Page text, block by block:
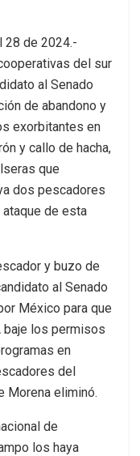
28 de 2024.-
del sur
al Senado
de abandono y
exorbitantes en
y callo de hacha,
que
dos pescadores
ataque de esta
y buzo de
al Senado
México para que
baje los permisos
en
del
Morena eliminó.
de
los haya